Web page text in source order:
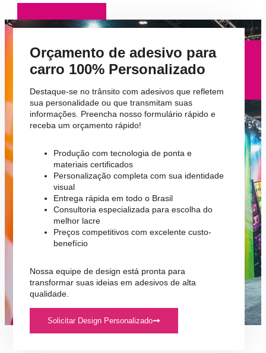
Orçamento de adesivo para
carro 100% Personalizado
Destaque-se no trânsito com adesivos que refletem
sua personalidade ou que transmitam suas
informações. Preencha nosso formulário rápido e
receba um orçamento rápido!
Produção com tecnologia de ponta e
materiais certificados
Personalização completa com sua identidade
visual
Entrega rápida em todo o Brasil
Consultoria especializada para escolha do
melhor lacre
Preços competitivos com excelente custo-
benefício
Nossa equipe de design está pronta para
transformar suas ideias em adesivos de alta
qualidade.
Solicitar Design Personalizado